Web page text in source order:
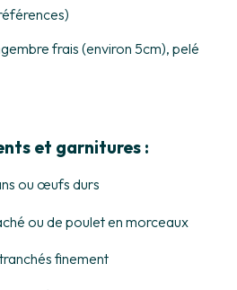
frais (environ 5cm), pelé
et garnitures :
ou œufs durs
ou de poulet en morceaux
finement